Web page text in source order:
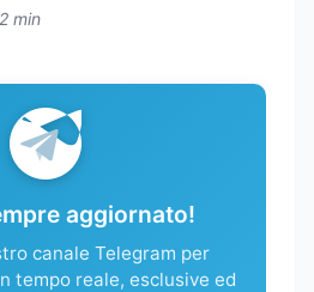
min
aggiornato!
canale Telegram per
tempo reale, esclusive ed